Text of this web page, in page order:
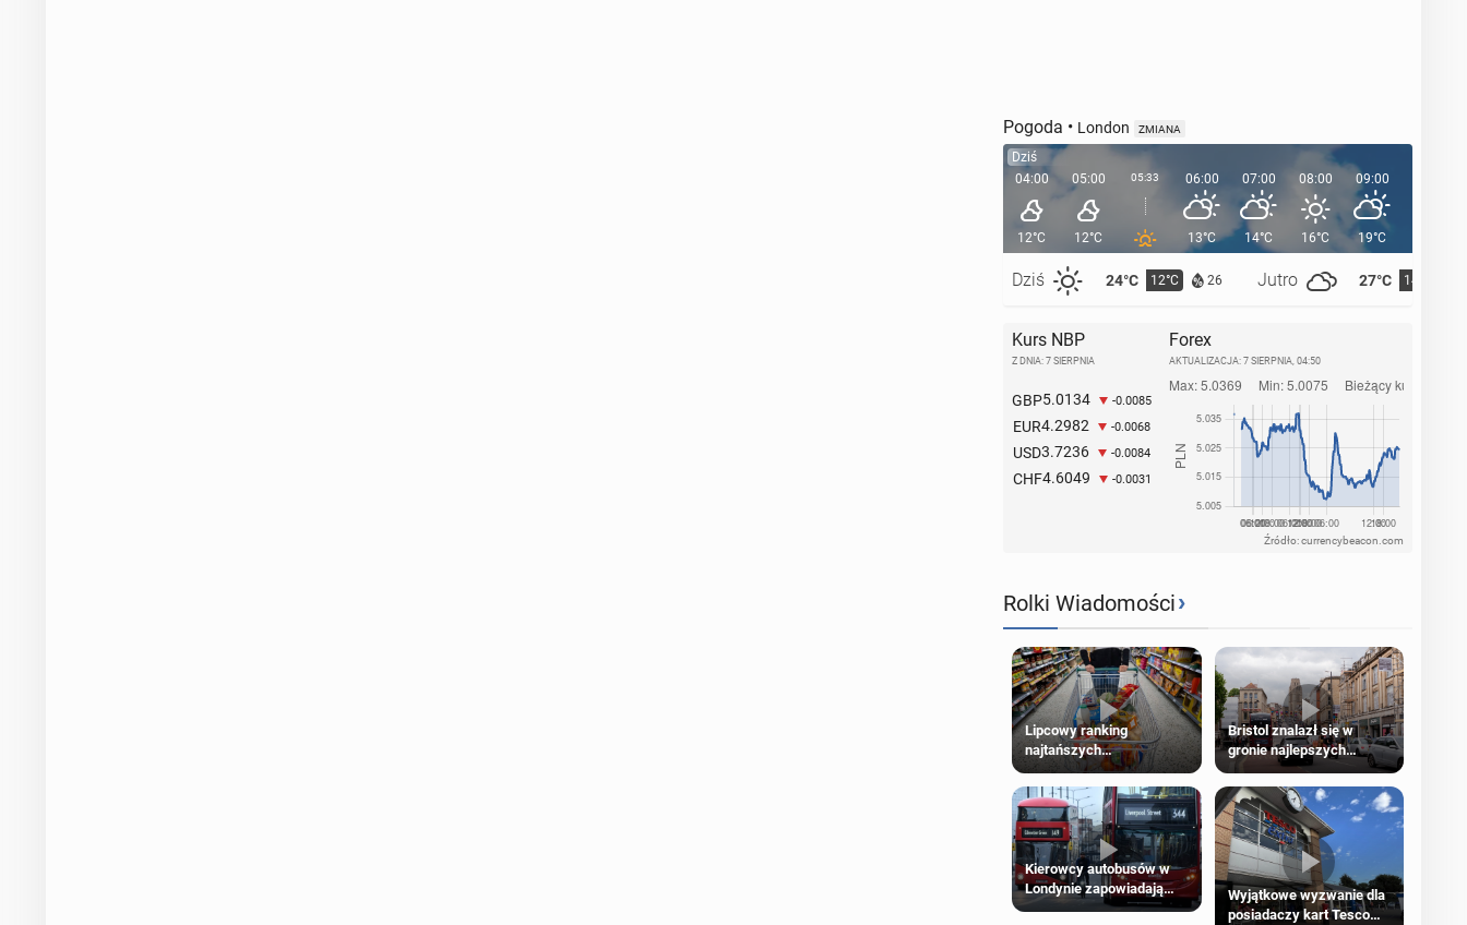
Pogoda • London ZMIANA
Dziś
04:00
12°C
Dziś 24°C 12°C 26 Jutro 27°C 14°C
05:00
12°C
05:33 06:00
13°C
07:00
14°C
08:00
16°C
09:00
19°C
Kurs NBP
Z DNIA: 7 SIERPNIA
GBP5.0134 -0.0085
EUR4.2982 -0.0068
USD3.7236 -0.0084
CHF4.6049 -0.0031
Forex
AKTUALIZACJA: 7 SIERPNIA, 04:50
Źródło: currencybeacon.com
Rolki Wiadomości›
Lipcowy ranking
najtańszych
supermarketów
Bristol znalazł się w
gronie najlepszych
kierunków podróży na
świecie
Kierowcy autobusów w
Londynie zapowiadają
strajki
Wyjątkowe wyzwanie dla
posiadaczy kart Tesco